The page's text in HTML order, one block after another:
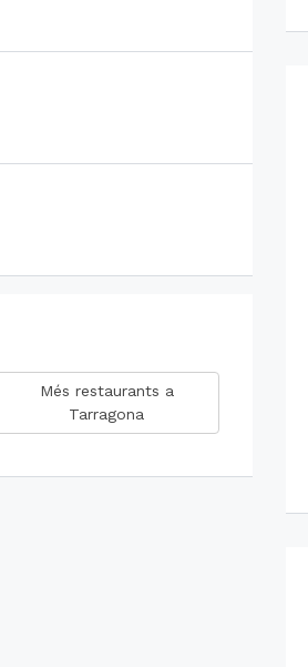
Més restaurants a
Tarragona